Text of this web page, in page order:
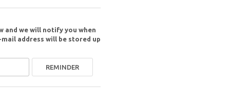
and we will notify you when
address will be stored up
REMINDER